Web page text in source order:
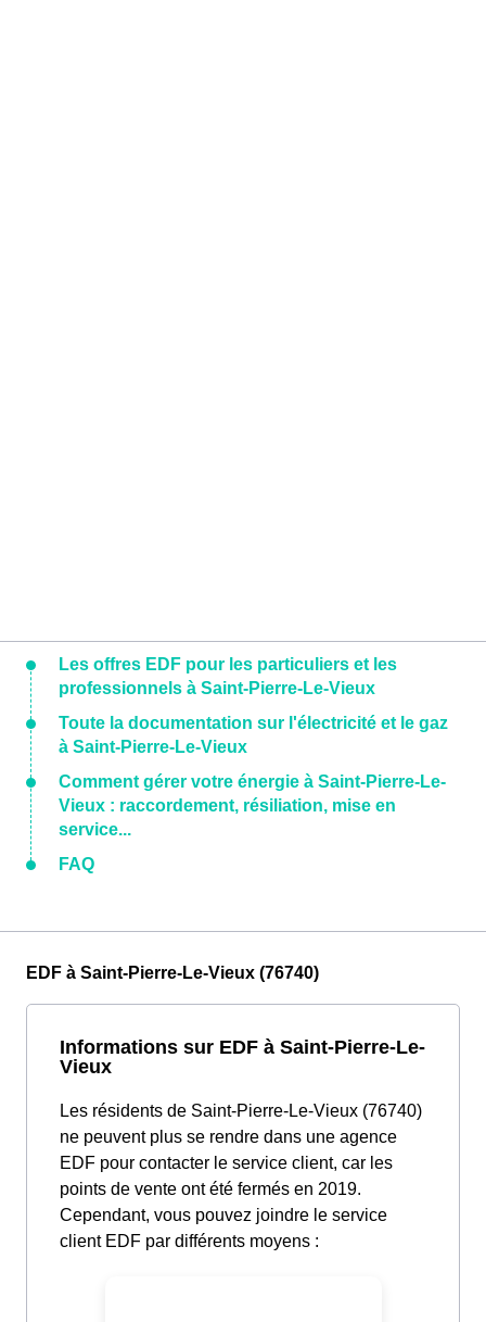
Les offres EDF pour les particuliers et les
professionnels à Saint-Pierre-Le-Vieux
Toute la documentation sur l'électricité et le gaz
à Saint-Pierre-Le-Vieux
Comment gérer votre énergie à Saint-Pierre-Le-
Vieux : raccordement, résiliation, mise en
service...
FAQ
EDF à Saint-Pierre-Le-Vieux (76740)
Informations sur EDF à Saint-Pierre-Le-
Vieux
Les résidents de Saint-Pierre-Le-Vieux (76740)
ne peuvent plus se rendre dans une agence
EDF pour contacter le service client, car les
points de vente ont été fermés en 2019.
Cependant, vous pouvez joindre le service
client EDF par différents moyens :